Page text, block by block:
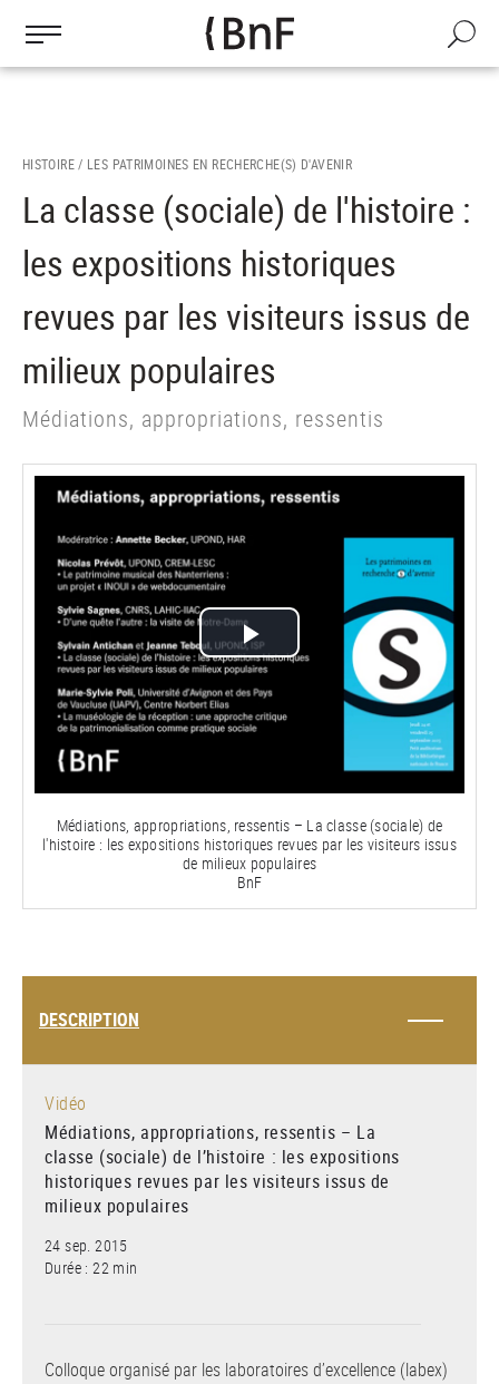
contenu
Recherche
HISTOIRE / LES PATRIMOINES EN RECHERCHE(S) D'AVENIR
La classe (sociale) de l'histoire :
les expositions historiques
revues par les visiteurs issus de
milieux populaires
Médiations, appropriations, ressentis
Lire
la
Médiations, appropriations, ressentis – La classe (sociale) de
l'histoire : les expositions historiques revues par les visiteurs issus
de milieux populaires
BnF
DESCRIPTION
Vidéo
Médiations, appropriations, ressentis – La
classe (sociale) de l’histoire : les expositions
historiques revues par les visiteurs issus de
milieux populaires
24 sep. 2015
Durée : 22 min
Colloque organisé par les laboratoires d’excellence (labex)